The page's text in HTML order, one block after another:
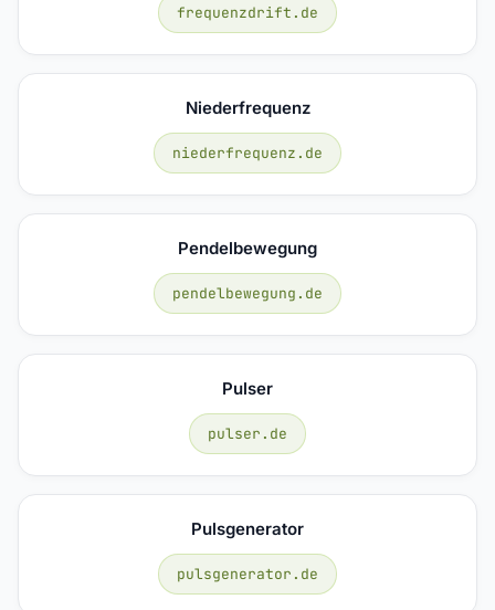
frequenzdrift.de
Niederfrequenz
niederfrequenz.de
Pendelbewegung
pendelbewegung.de
Pulser
pulser.de
Pulsgenerator
pulsgenerator.de